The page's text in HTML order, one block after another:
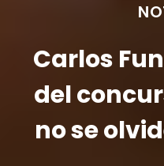
Carlos
del
no se